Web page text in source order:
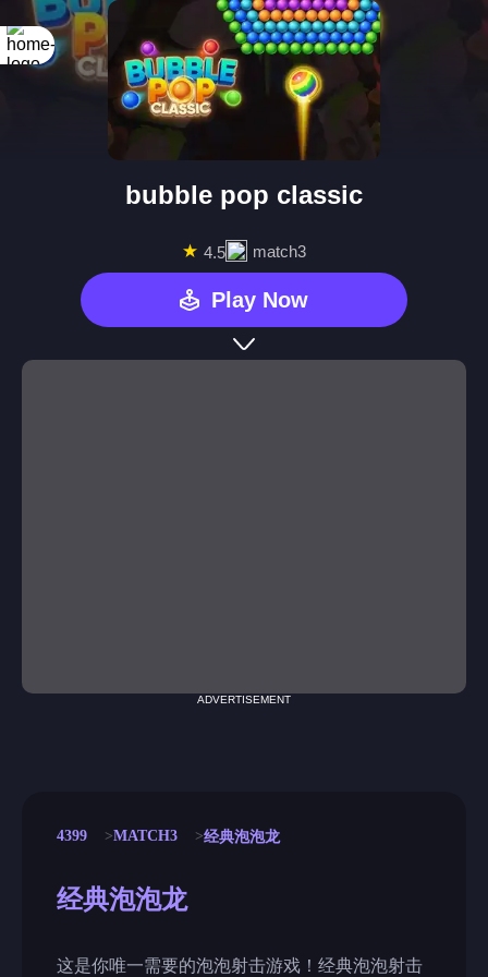
bubble pop classic
★ 4.5 match3
Play Now
ADVERTISEMENT
4399 MATCH3 经典泡泡龙
经典泡泡龙
这是你唯一需要的泡泡射击游戏！经典泡泡射击